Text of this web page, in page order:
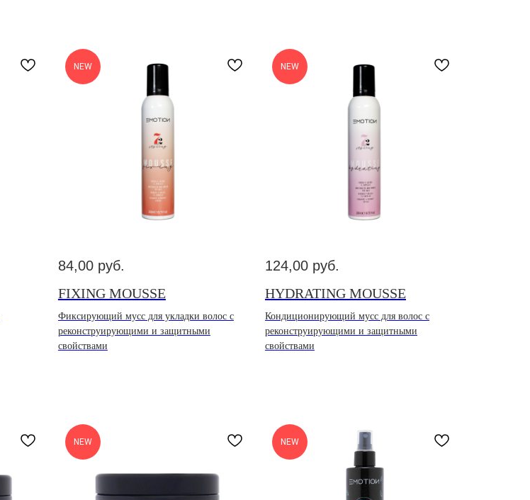
NEW
84,00 руб.
FIXING MOUSSE
Фиксирующий мусс для укладки волос с
реконструирующими и защитными
свойствами
NEW
124,00 руб.
HYDRATING MOUSSE
Кондиционирующий мусс для волос с
реконструирующими и защитными
свойствами
NEW NEW